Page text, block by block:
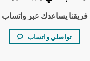
فريقنا يساعدك عبر واتساب
تواصلي واتساب